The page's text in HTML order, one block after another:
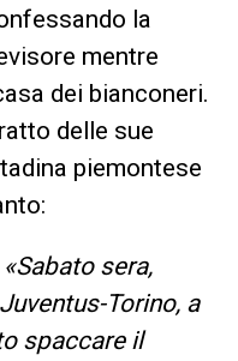
la
mentre
dei bianconeri.
delle sue
piemontese
«Sabato sera,
Torino, a
spaccare il